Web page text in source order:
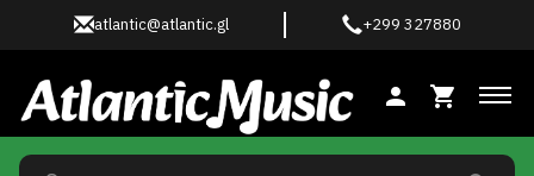
atlantic@atlantic.gl +299 327880